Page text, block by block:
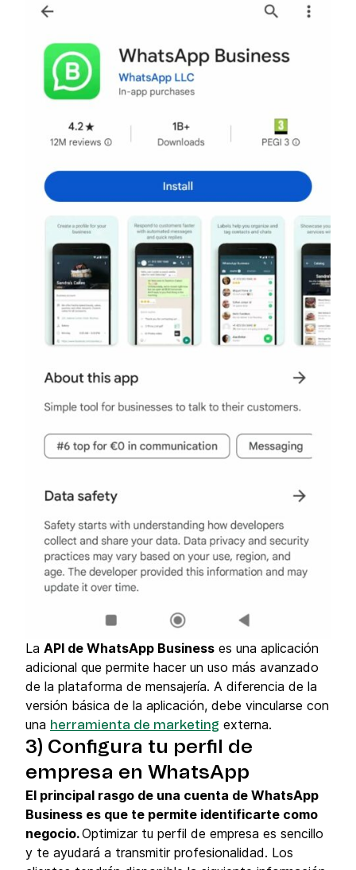
La API de WhatsApp Business es una aplicación
adicional que permite hacer un uso más avanzado
de la plataforma de mensajería. A diferencia de la
versión básica de la aplicación, debe vincularse con
una herramienta de marketing externa.
3) Configura tu perfil de
empresa en WhatsApp
El principal rasgo de una cuenta de WhatsApp
Business es que te permite identificarte como
negocio.Optimizar tu perfil de empresa es sencillo
y te ayudará a transmitir profesionalidad. Los